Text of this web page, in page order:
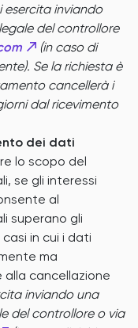
esercita inviando
del controllore
(in caso di
Se la richiesta è
cancellerà i
dal ricevimento
dei dati
lo scopo del
se gli interessi
al
superano gli
in cui i dati
ma
cancellazione
inviando una
del controllore o via